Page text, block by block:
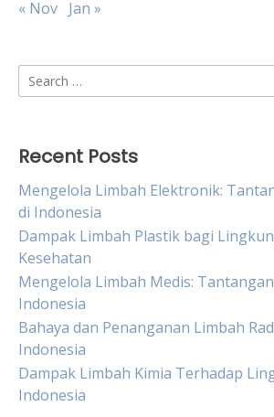
« Nov Jan »
Search
for:
Recent Posts
Mengelola Limbah Elektronik:
di Indonesia
Dampak Limbah Plastik bagi
Kesehatan
Mengelola Limbah Medis:
Indonesia
Bahaya dan Penanganan Limbah
Indonesia
Dampak Limbah Kimia Terhadap
Indonesia